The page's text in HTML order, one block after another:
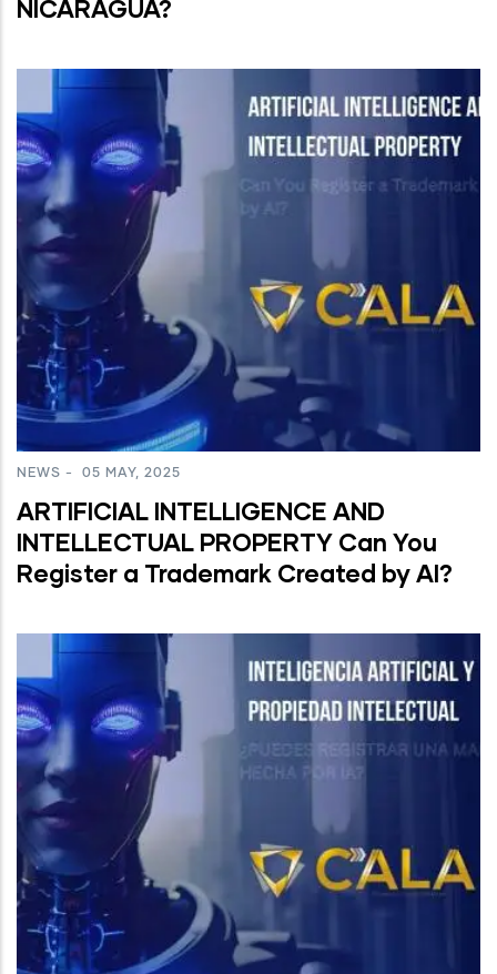
NICARAGUA?
NEWS - 05 MAY, 2025
ARTIFICIAL INTELLIGENCE AND
INTELLECTUAL PROPERTY Can You
Register a Trademark Created by AI?